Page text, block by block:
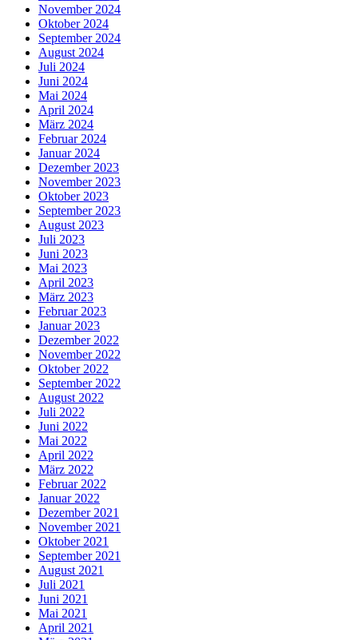
November 2024
Oktober 2024
September 2024
August 2024
Juli 2024
Juni 2024
Mai 2024
April 2024
März 2024
Februar 2024
Januar 2024
Dezember 2023
November 2023
Oktober 2023
September 2023
August 2023
Juli 2023
Juni 2023
Mai 2023
April 2023
März 2023
Februar 2023
Januar 2023
Dezember 2022
November 2022
Oktober 2022
September 2022
August 2022
Juli 2022
Juni 2022
Mai 2022
April 2022
März 2022
Februar 2022
Januar 2022
Dezember 2021
November 2021
Oktober 2021
September 2021
August 2021
Juli 2021
Juni 2021
Mai 2021
April 2021